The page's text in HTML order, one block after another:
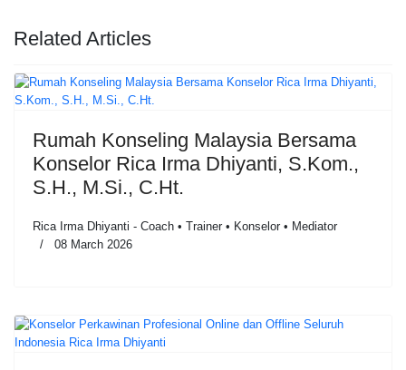
Related Articles
Rumah Konseling Malaysia Bersama
Konselor Rica Irma Dhiyanti, S.Kom.,
S.H., M.Si., C.Ht.
Rica Irma Dhiyanti - Coach • Trainer • Konselor • Mediator
08 March 2026